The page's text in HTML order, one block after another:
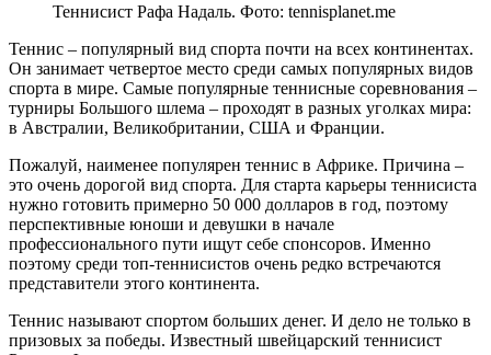
Теннисист Рафа Надаль. Фото: tennisplanet.me
Теннис – популярный вид спорта почти на всех континентах.
Он занимает четвертое место среди самых популярных видов
спорта в мире. Самые популярные теннисные соревнования –
турниры Большого шлема – проходят в разных уголках мира:
в Австралии, Великобритании, США и Франции.
Пожалуй, наименее популярен теннис в Африке. Причина –
это очень дорогой вид спорта. Для старта карьеры теннисиста
нужно готовить примерно 50 000 долларов в год, поэтому
перспективные юноши и девушки в начале
профессионального пути ищут себе спонсоров. Именно
поэтому среди топ-теннисистов очень редко встречаются
представители этого континента.
Теннис называют спортом больших денег. И дело не только в
призовых за победы. Известный швейцарский теннисист